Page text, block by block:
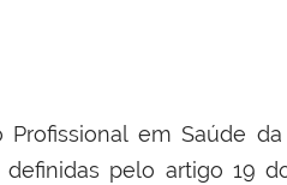
em Saúde da
pelo artigo 19